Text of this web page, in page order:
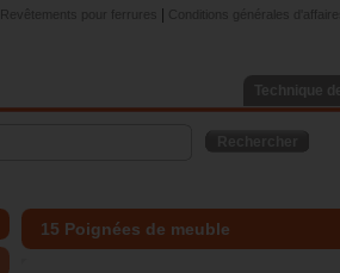
Revêtements pour ferrures Conditions générales d'affaires
15 Poignées de meuble